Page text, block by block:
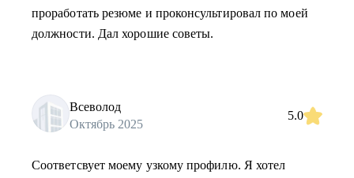
проработать резюме и проконсультировал по моей
должности. Дал хорошие советы.
Всеволод
Октябрь 2025
5.0
Соответсвует моему узкому профилю. Я хотел